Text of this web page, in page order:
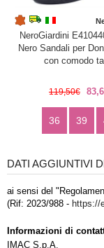
NeroGiardini
Nero Sandali per
con comodo
119,50€
36 39
DATI AGGIUNTIVI
ai sensi del
(Rif: 2023/988 - https://
Informazioni di
IMAC S.p.A.